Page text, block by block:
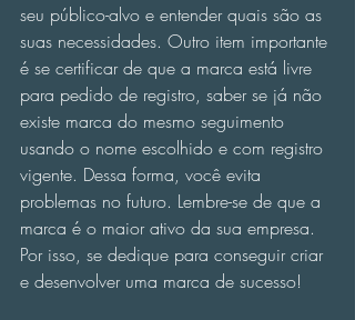
seu público-alvo e entender quais são as
suas necessidades. Outro item importante
é se certificar de que a marca está livre
para pedido de registro, saber se já não
existe marca do mesmo seguimento
usando o nome escolhido e com registro
vigente. Dessa forma, você evita
problemas no futuro. Lembre-se de que a
marca é o maior ativo da sua empresa.
Por isso, se dedique para conseguir criar
e desenvolver uma marca de sucesso!